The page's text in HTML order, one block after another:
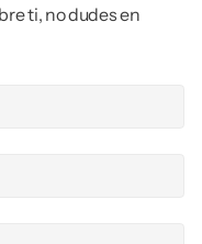
ti, no dudes en